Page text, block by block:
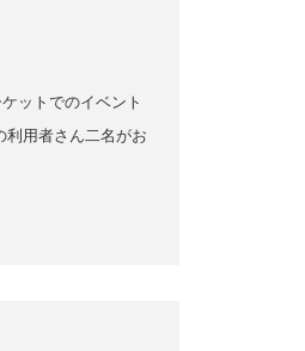
ットでのイベント
利用者さん二名がお